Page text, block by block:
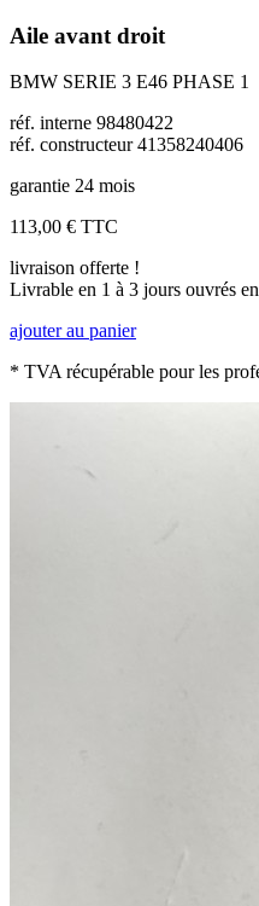
Aile avant droit
BMW SERIE 3 E46 PHASE 1
réf. interne 98480422
réf. constructeur 41358240406
garantie 24 mois
113,00 € TTC
livraison offerte !
Livrable en 1 à 3 jours ouvrés
ajouter au panier
* TVA récupérable pour les